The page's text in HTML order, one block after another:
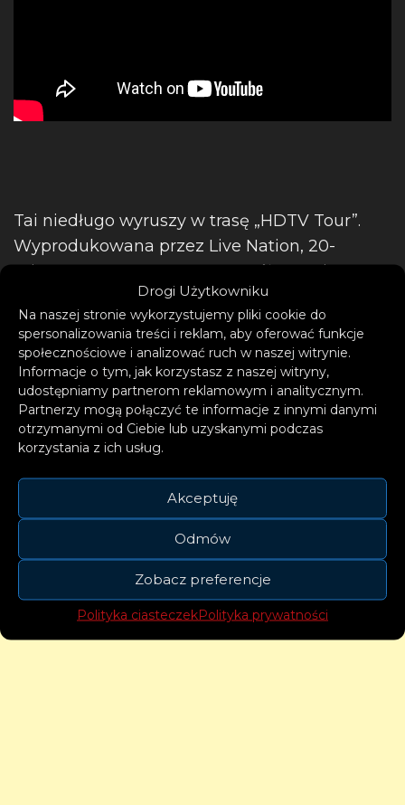
Drogi Użytkowniku
Na naszej stronie wykorzystujemy pliki cookie do
spersonalizowania treści i reklam, aby oferować funkcje
społecznościowe i analizować ruch w naszej witrynie.
Informacje o tym, jak korzystasz z naszej witryny,
udostępniamy partnerom reklamowym i analitycznym.
Partnerzy mogą połączyć te informacje z innymi danymi
otrzymanymi od Ciebie lub uzyskanymi podczas
korzystania z ich usług.
Akceptuję
Odmów
Zobacz preferencje
Polityka ciasteczekPolityka prywatności
Tai niedługo wyruszy w trasę „HDTV Tour”.
Wyprodukowana przez Live Nation, 20-
miastowa trasa po Ameryce Północnej
rozpocznie się we wtorek 19 kwietnia w Santa
Ana i zakończy się 22 maja w Los Angeles.
Supportem artysty będzie renforshort.
Ponadto Tai zagości w tym roku na kilku
festiwalach muzycznych, w tym na
Lollapalloozie w Paryżu (16 lipca)czy na
Leeds Festival (28 sierpnia)